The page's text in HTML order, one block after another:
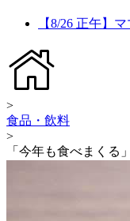
【8/26 正午】
>
食品・飲料
>
「今年も食べまくる